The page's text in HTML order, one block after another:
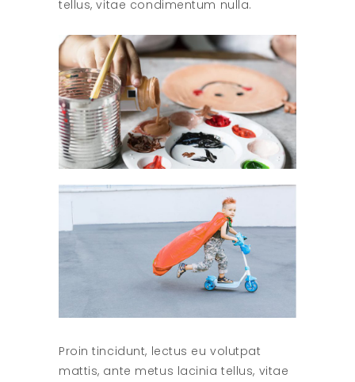
tellus, vitae condimentum nulla.
Proin tincidunt, lectus eu volutpat
mattis, ante metus lacinia tellus, vitae